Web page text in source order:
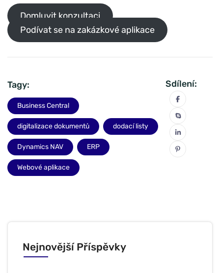
Domluvit konzultaci
Podívat se na zakázkové aplikace
Tagy:
Business Central
digitalizace dokumentů dodací listy
Dynamics NAV ERP
Webové aplikace
Sdílení:
Nejnovější Příspěvky